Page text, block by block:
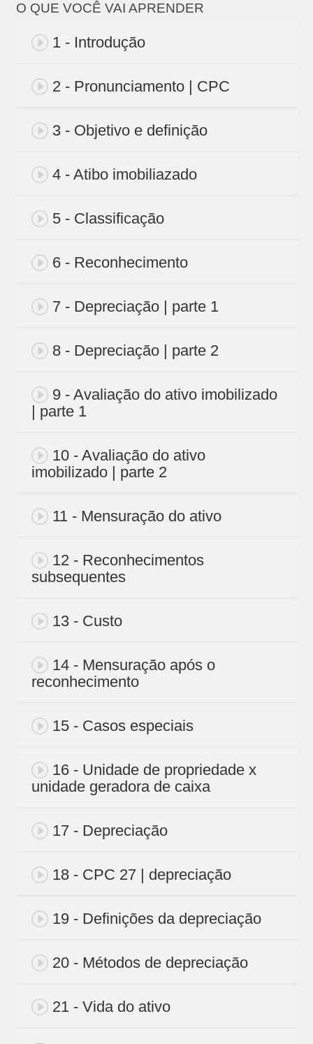
O QUE VOCÊ VAI APRENDER
1 - Introdução
2 - Pronunciamento | CPC
3 - Objetivo e definição
4 - Atibo imobiliazado
5 - Classificação
6 - Reconhecimento
7 - Depreciação | parte 1
8 - Depreciação | parte 2
9 - Avaliação do ativo imobilizado
| parte 1
10 - Avaliação do ativo
imobilizado | parte 2
11 - Mensuração do ativo
12 - Reconhecimentos
subsequentes
13 - Custo
14 - Mensuração após o
reconhecimento
15 - Casos especiais
16 - Unidade de propriedade x
unidade geradora de caixa
17 - Depreciação
18 - CPC 27 | depreciação
19 - Definições da depreciação
20 - Métodos de depreciação
21 - Vida do ativo